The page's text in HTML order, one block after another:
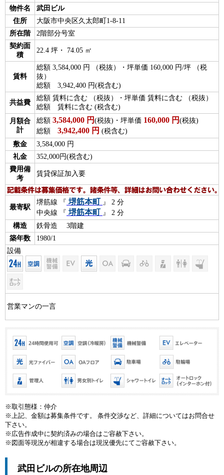
物件名
武田ビル
住所
大阪市中央区久太郎町1-8-11
所在階
2階部分号室
契約面
積
22.4 坪・ 74.05 ㎡
賃料
総額 3,584,000 円 （税抜）・坪単価 160,000 円/坪 （税
抜）
総額 3,942,400 円(税含む)
共益費
総額 賃料に含む （税抜）・坪単価 賃料に含む （税抜）
総額 賃料に含む (税含む)
月額合
計
総額 3,584,000 円 (税抜)・坪単価 160,000 円 (税抜)
総額 3,942,400 円 (税含む)
敷金
3,584,000 円
礼金
352,000円(税含む)
費用備
考
賃貸保証加入要
最寄駅
堺筋線 『 堺筋本町 』 2 分
中央線 『 堺筋本町 』 2 分
構造
鉄骨造 3階建
築年数
1980/1
設備
営業マンの一言
※取引態様：仲介
※上記、金額は募集条件です。 条件交渉など、詳細についてはお問合せ
下さい。
※広告作成中に契約済みの場合はご容赦下さい。
※図面等現況が相違する場合は現況優先にてご容赦下さい。
武田ビルの所在地周辺